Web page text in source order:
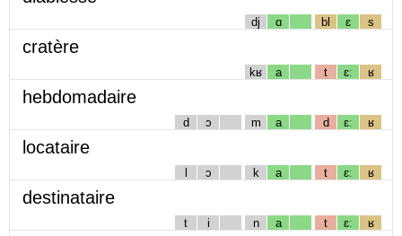
dj ɑ bl ɛ s
cratère
kʁ a t ɛː ʁ
hebdomadaire
d ɔ m a d ɛː ʁ
locataire
l ɔ k a t ɛː ʁ
destinataire
t i n a t ɛː ʁ